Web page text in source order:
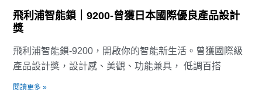
飛利浦智能鎖｜9200-曾獲日本國際優良產品設計
獎
飛利浦智能鎖-9200，開啟你的智能新生活。曾獲國際級
產品設計獎，設計感、美觀、功能兼具， 低調百搭
閱讀更多 »